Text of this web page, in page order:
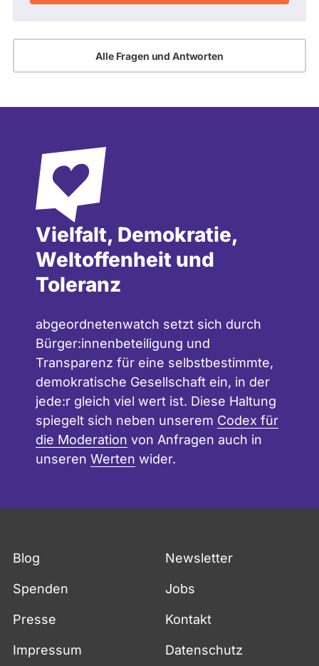
Alle Fragen und Antworten
Vielfalt, Demokratie,
Weltoffenheit und
Toleranz
abgeordnetenwatch setzt sich durch
Bürger:innenbeteiligung und
Transparenz für eine selbstbestimmte,
demokratische Gesellschaft ein, in der
jede:r gleich viel wert ist. Diese Haltung
spiegelt sich neben unserem Codex für
die Moderation von Anfragen auch in
unseren Werten wider.
Blog Newsletter
Spenden Jobs
Presse Kontakt
Impressum Datenschutz